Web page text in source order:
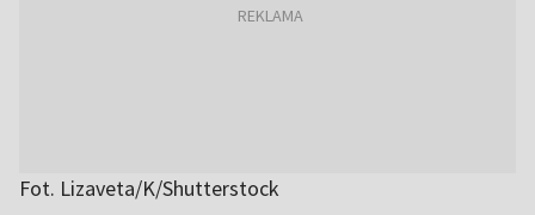
Fot. Lizaveta/K/Shutterstock